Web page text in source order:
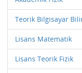
Teorik Bilgisayar
Lisans Matematik
Lisans Teorik Fizik